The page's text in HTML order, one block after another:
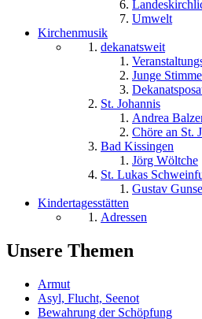
Umwelt
Kirchenmusik
dekanatsweit
Junge
St. Johannis
Andrea
Chöre an St.
Bad Kissingen
Jörg Wöltche
St. Lukas
Gustav
Kindertagesstätten
Adressen
Unsere Themen
Armut
Asyl, Flucht, Seenot
Bewahrung der Schöpfung